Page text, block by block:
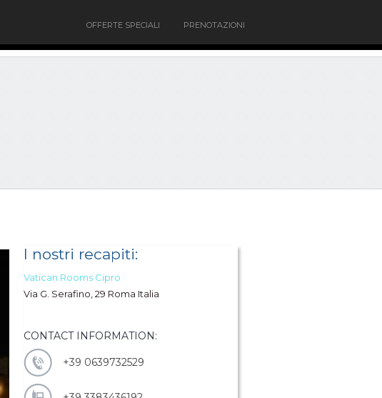
OFFERTE SPECIALI
PRENOTAZIONI
I nostri recapiti:
Vatican Rooms Cipro
Via G. Serafino, 29 Roma Italia
CONTACT INFORMATION:
+39 0639732529